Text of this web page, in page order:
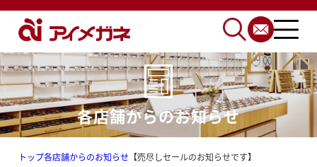
各店舗からのお知らせ
トップ各店舗からのお知らせ 【売尽しセールのお知らせです】